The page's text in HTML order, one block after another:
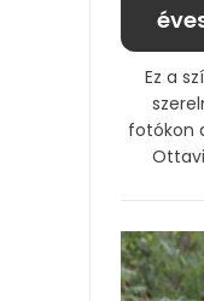
Ez a
fotókon